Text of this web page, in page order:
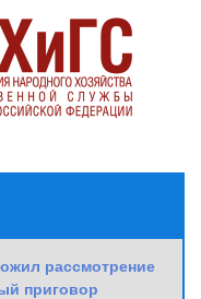
рассмотрение
приговор